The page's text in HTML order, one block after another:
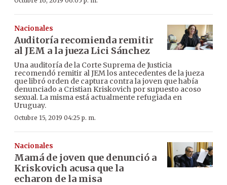
Nacionales
Auditoría recomienda remitir
al JEM a la jueza Lici Sánchez
Una auditoría de la Corte Suprema de Justicia
recomendó remitir al JEM los antecedentes de la jueza
que libró orden de captura contra la joven que había
denunciado a Cristian Kriskovich por supuesto acoso
sexual. La misma está actualmente refugiada en
Uruguay.
Octubre 15, 2019 04:25 p. m.
Nacionales
Mamá de joven que denunció a
Kriskovich acusa que la
echaron de la misa